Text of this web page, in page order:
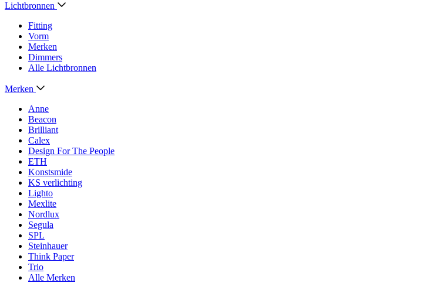
Lichtbronnen
Fitting
Vorm
Merken
Dimmers
Alle Lichtbronnen
Merken
Anne
Beacon
Brilliant
Calex
Design For The People
ETH
Konstsmide
KS verlichting
Lighto
Mexlite
Nordlux
Segula
SPL
Steinhauer
Think Paper
Trio
Alle Merken